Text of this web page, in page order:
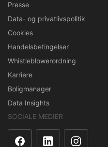
Presse
Data- og privatlivspolitik
Cookies
Handelsbetingelser
Whistleblowerordning
Karriere
Boligmanager
Data Insights
SOCIALE MEDIER